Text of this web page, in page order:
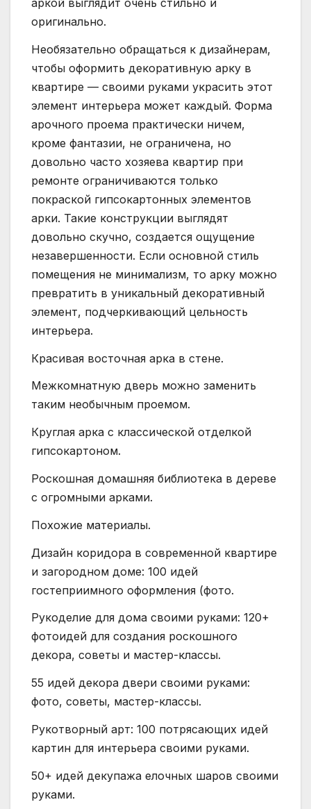
аркой выглядит очень стильно и
оригинально.
Необязательно обращаться к дизайнерам,
чтобы оформить декоративную арку в
квартире — своими руками украсить этот
элемент интерьера может каждый. Форма
арочного проема практически ничем,
кроме фантазии, не ограничена, но
довольно часто хозяева квартир при
ремонте ограничиваются только
покраской гипсокартонных элементов
арки. Такие конструкции выглядят
довольно скучно, создается ощущение
незавершенности. Если основной стиль
помещения не минимализм, то арку можно
превратить в уникальный декоративный
элемент, подчеркивающий цельность
интерьера.
Красивая восточная арка в стене.
Межкомнатную дверь можно заменить
таким необычным проемом.
Круглая арка с классической отделкой
гипсокартоном.
Роскошная домашняя библиотека в дереве
с огромными арками.
Похожие материалы.
Дизайн коридора в современной квартире
и загородном доме: 100 идей
гостеприимного оформления (фото.
Рукоделие для дома своими руками: 120+
фотоидей для создания роскошного
декора, советы и мастер-классы.
55 идей декора двери своими руками:
фото, советы, мастер-классы.
Рукотворный арт: 100 потрясающих идей
картин для интерьера своими руками.
50+ идей декупажа елочных шаров своими
руками.